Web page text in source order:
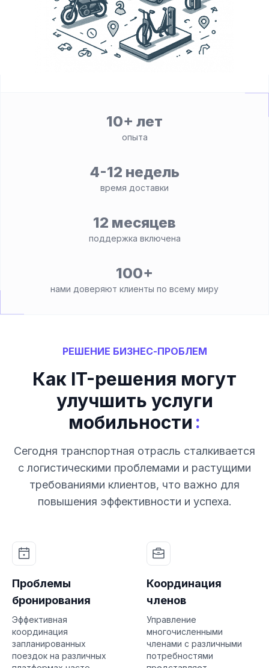
10+ лет
опыта
4-12 недель
время доставки
12 месяцев
поддержка включена
100+
нами доверяют клиенты по всему миру
РЕШЕНИЕ БИЗНЕС-ПРОБЛЕМ
Как IT-решения могут
улучшить услуги
мобильности :
Сегодня транспортная отрасль сталкивается
с логистическими проблемами и растущими
требованиями клиентов, что важно для
повышения эффективности и успеха.
Проблемы
бронирования
Эффективная
координация
запланированных
поездок на различных
Координация
членов
Управление
многочисленными
членами с различными
потребностями